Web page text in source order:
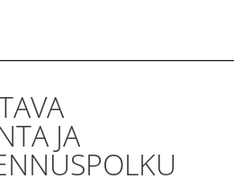
JA